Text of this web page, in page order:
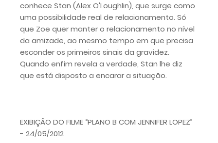
conhece Stan (Alex O'Loughlin), que surge como
uma possibilidade real de relacionamento. Só
que Zoe quer manter o relacionamento no nível
da amizade, ao mesmo tempo em que precisa
esconder os primeiros sinais da gravidez.
Quando enfim revela a verdade, Stan lhe diz
que está disposto a encarar a situação.
EXIBIÇÃO DO FILME “PLANO B COM JENNIFER LOPEZ”
- 24/05/2012